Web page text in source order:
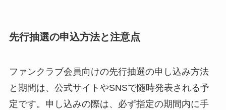
先行抽選の申込方法と注意点
ファンクラブ会員向けの先行抽選の申し込み方法
と期間は、公式サイトやSNSで随時発表される予
定です。申し込みの際は、必ず指定の期間内に手